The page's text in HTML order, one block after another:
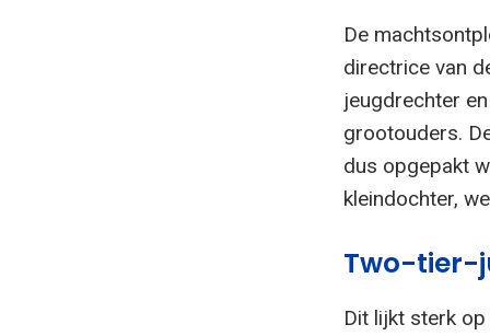
De
directrice van
jeugdrechter
grootouders.
dus opgepakt
kleindochter,
Two-tier-
Dit lijkt sterk